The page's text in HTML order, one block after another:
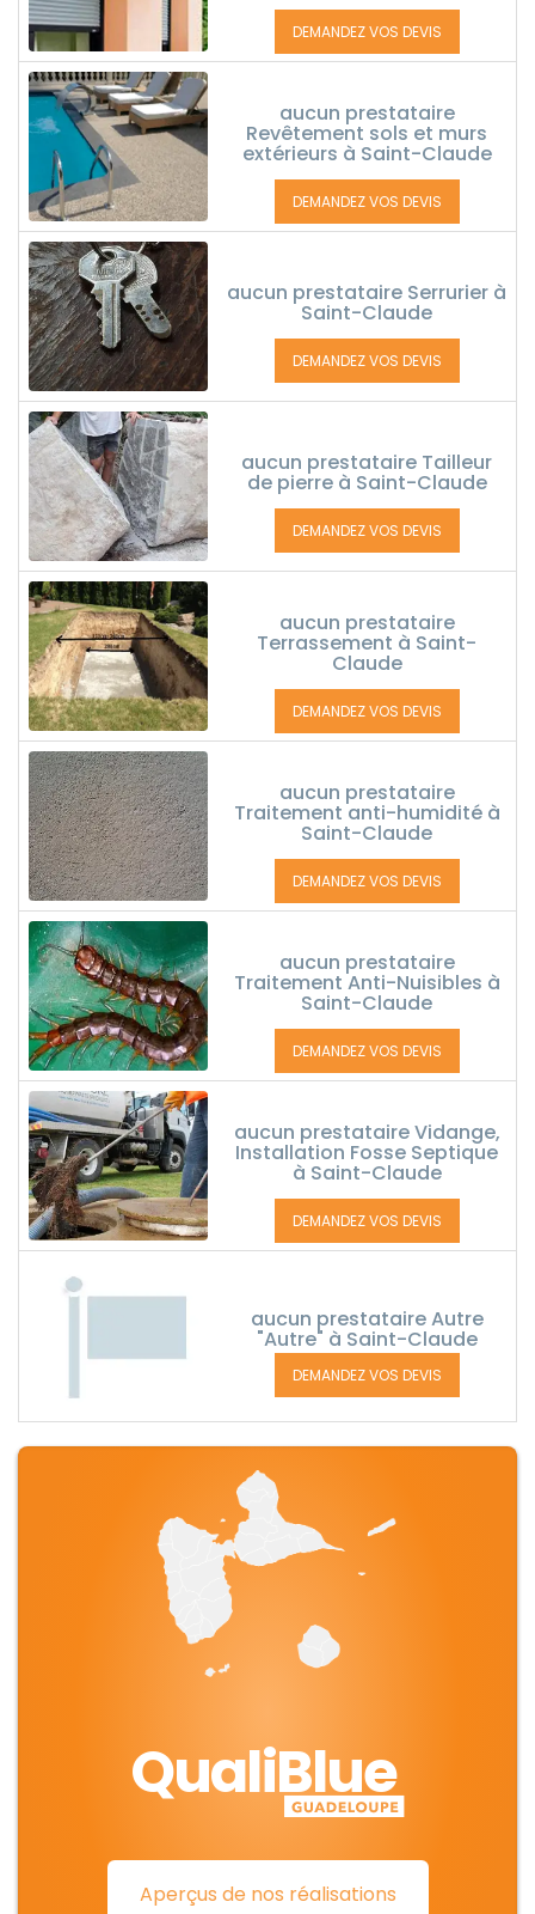
DEMANDEZ VOS DEVIS
aucun prestataire
Revêtement sols et murs
extérieurs à Saint-Claude
DEMANDEZ VOS DEVIS
aucun prestataire Serrurier à
Saint-Claude
DEMANDEZ VOS DEVIS
aucun prestataire Tailleur
de pierre à Saint-Claude
DEMANDEZ VOS DEVIS
aucun prestataire
Terrassement à Saint-
Claude
DEMANDEZ VOS DEVIS
aucun prestataire
Traitement anti-humidité à
Saint-Claude
DEMANDEZ VOS DEVIS
aucun prestataire
Traitement Anti-Nuisibles à
Saint-Claude
DEMANDEZ VOS DEVIS
aucun prestataire Vidange,
Installation Fosse Septique
à Saint-Claude
DEMANDEZ VOS DEVIS
aucun prestataire Autre
"Autre" à Saint-Claude
DEMANDEZ VOS DEVIS
QualiBlue
Aperçus de nos réalisations